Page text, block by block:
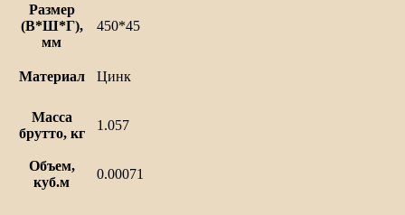
Размер
(В*Ш*Г),
мм
450*45
Материал Цинк
Масса
брутто, кг
1.057
Объем,
куб.м
0.00071